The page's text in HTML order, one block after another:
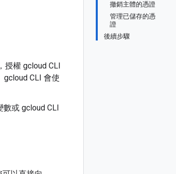
撤銷主體的憑證
管理已儲存的憑
證
後續步驟
授權 gcloud CLI
gcloud CLI 會使
或 gcloud CLI